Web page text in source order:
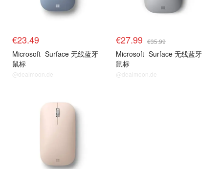
€23.49
Microsoft Surface 无线蓝牙
鼠标
@dealmoon.de
€27.99 €35.99
Microsoft Surface 无线蓝牙
鼠标
@dealmoon.de